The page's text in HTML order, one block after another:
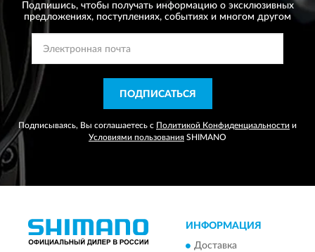
Подпишись, чтобы получать информацию о эксклюзивных
предложениях, поступлениях, событиях и многом другом
ПОДПИСАТЬСЯ
Подписываясь, Вы соглашаетесь с Политикой Конфиденциальности и
Условиями пользования SHIMANO
ИНФОРМАЦИЯ
Доставка